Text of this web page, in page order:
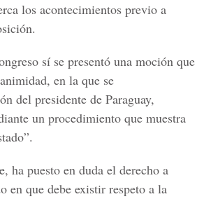
los acontecimientos previo a
sí se presentó una moción que
en la que se
del presidente de Paraguay,
un procedimiento que muestra
ha puesto en duda el derecho a
en que debe existir respeto a la